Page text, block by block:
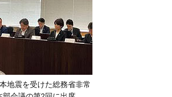
地震を受けた総務省非常